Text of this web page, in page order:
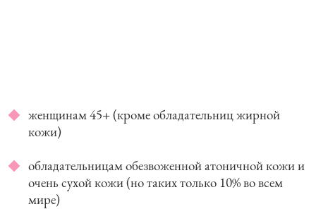
женщинам 45+ (кроме обладательниц жирной
кожи)
обладательницам обезвоженной атоничной кожи и
очень сухой кожи (но таких только 10% во всем
мире)